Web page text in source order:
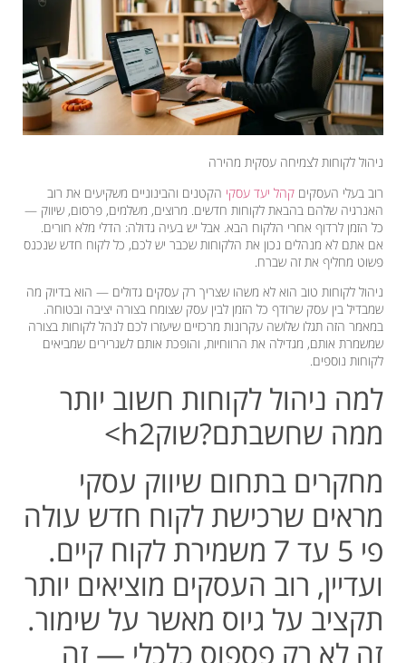
ניהול לקוחות לצמיחה עסקית מהירה
רוב בעלי העסקים קהל יעד עסקיהקטנים והבינוניים משקיעים את רוב
האנרגיה שלהם בהבאת לקוחות חדשים. מרוצים, משלמים, פרסום, שיווק —
כל הזמן לרדוף אחרי הלקוח הבא. אבל יש בעיה גדולה: הדלי מלא חורים.
אם אתם לא מנהלים נכון את הלקוחות שכבר יש לכם, כל לקוח חדש שנכנס
פשוט מחליף את זה שברח.
ניהול לקוחות טוב הוא לא משהו שצריך רק עסקים גדולים — הוא בדיוק מה
שמבדיל בין עסק שרודף כל הזמן לבין עסק שצומח בצורה יציבה ובטוחה.
במאמר הזה תגלו שלושה עקרונות מרכזיים שיעזרו לכם לנהל לקוחות בצורה
שמשמרת אותם, מגדילה את הרווחיות, והופכת אותם לשגרירים שמביאים
לקוחות נוספים.
למה ניהול לקוחות חשוב יותר
ממה שחשבתם?שוקh2>
מחקרים בתחום שיווק עסקי
מראים שרכישת לקוח חדש עולה
פי 5 עד 7 משמירת לקוח קיים.
ועדיין, רוב העסקים מוציאים יותר
תקציב על גיוס מאשר על שימור.
זה לא רק פספוס כלכלי — זה